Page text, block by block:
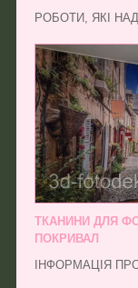
РОБОТИ, ЯКІ
ТКАНИНИ ДЛЯ
ПОКРИВАЛ
ІНФОРМАЦІЯ